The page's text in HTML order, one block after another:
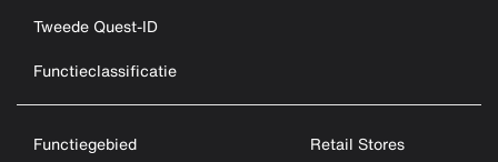
Tweede Quest-ID
Functieclassificatie
Functiegebied
Retail Stores